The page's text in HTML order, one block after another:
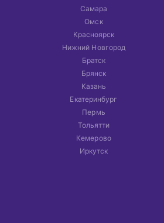
Самара
Омск
Красноярск
Нижний Новгород
Братск
Брянск
Казань
Екатеринбург
Пермь
Тольятти
Кемерово
Иркутск